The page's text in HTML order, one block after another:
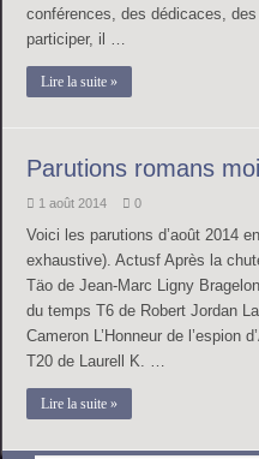
conférences, des dédicaces,
participer, il …
Lire la suite »
Parutions romans
1 août 2014 0
Voici les parutions d’août 2014
exhaustive). Actusf Après la
Täo de Jean-Marc Ligny
du temps T6 de Robert Jordan
Cameron L’Honneur de l’espion
T20 de Laurell K. …
Lire la suite »